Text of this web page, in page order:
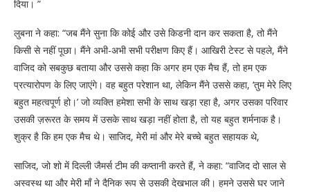
दिया। ”
लुबना ने कहा: “जब मैंने सुना कि कोई और उसे किडनी दान कर सकता है, तो मैंने
किसी से नहीं पूछा। मैंने अभी-अभी सभी परीक्षण किए हैं। आखिरी टेस्ट से पहले, मैंने
वाजिद को सबकुछ बताया और उससे कहा कि अगर हम एक मैच हैं, तो हम एक
प्रत्यारोपण के लिए जाएंगे। वह बहुत परेशान था, लेकिन मैंने उससे कहा, ‘तुम मेरे लिए
बहुत महत्वपूर्ण हो।’ जो व्यक्ति हमेशा सभी के साथ खड़ा रहा है, अगर उसका परिवार
उसकी ज़रूरत के समय में उसके साथ खड़ा नहीं होता है, तो यह बहुत शर्मनाक है।
शुक्र है कि हम एक मैच थे। साजिद, मेरी मां और मेरे बच्चे बहुत सहायक थे,
साजिद, जो शो में दिल्ली जैमर्स टीम की कप्तानी करते हैं, ने कहा: “वाजिद दो साल से
अस्वस्थ था और मेरी माँ ने दैनिक रूप से उसकी देखभाल की। हमने उससे घर जाने